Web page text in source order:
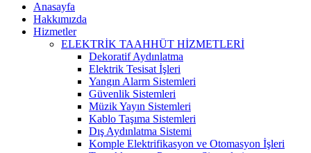
Anasayfa
Hakkımızda
Hizmetler
ELEKTRİK TAAHHÜT HİZMETLERİ
Dekoratif Aydınlatma
Elektrik Tesisat İşleri
Yangın Alarm Sistemleri
Güvenlik Sistemleri
Müzik Yayın Sistemleri
Kablo Taşıma Sistemleri
Dış Aydınlatma Sistemi
Komple Elektrifikasyon ve Otomasyon İşleri